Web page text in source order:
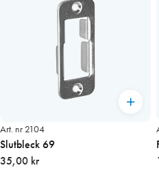
Art. nr 2104
Slutbleck 69
35,00 kr